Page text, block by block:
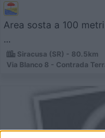
Area sosta a 100
...
Siracusa (SR) - 80.5km
Via Blanco 8 - Contrada